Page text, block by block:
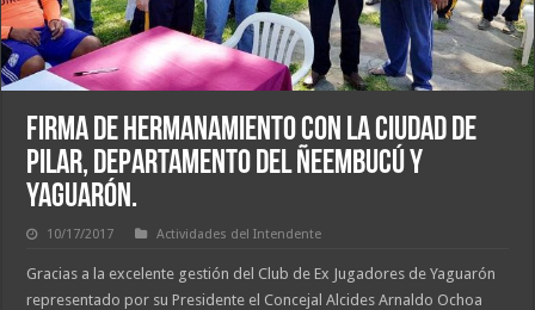
FIRMA DE HERMANAMIENTO CON LA CIUDAD DE
PILAR, DEPARTAMENTO DEL ÑEEMBUCÚ Y
YAGUARÓN.
10/17/2017 Actividades del Intendente
Gracias a la excelente gestión del Club de Ex Jugadores de Yaguarón
representado por su Presidente el Concejal Alcides Arnaldo Ochoa